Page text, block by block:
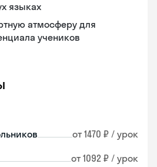
языках
атмосферу для
учеников
от 1470 ₽ / урок
от 1092 ₽ / урок